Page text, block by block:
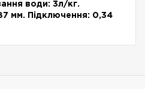
води: 3л/кг.
мм. Підключення: 0,34